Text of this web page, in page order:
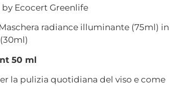
Ecocert Greenlife
radiance illuminante (75ml) in
50 ml
la pulizia quotidiana del viso e come